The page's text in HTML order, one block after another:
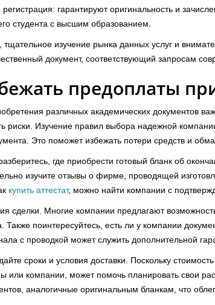
гарантируют оригинальность и
студента с высшим образованием.
изучение рынка данных услуг и
документ, соответствующий запросам
предоплаты
различных академических документов
риски. Изучение правил выбора надежной
Это поможет избежать потери средств и
где приобрести готовый бланк об
изучите отзывы о фирме, проводящей
купить аттестат, можно найти компании с
сделки. Многие компании предлагают
Также поинтересуйтесь, есть ли у компании
с проводкой может служить дополнительной
сроки и условия доставки. Поскольку
или компании, может помочь планировать свои
аналогичные оригинальным бланкам, что